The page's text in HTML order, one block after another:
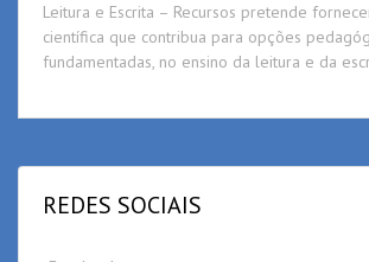
Leitura e Escrita – Recursos pretende
científica que contribua para opções
fundamentadas, no ensino da leitura e da
REDES SOCIAIS